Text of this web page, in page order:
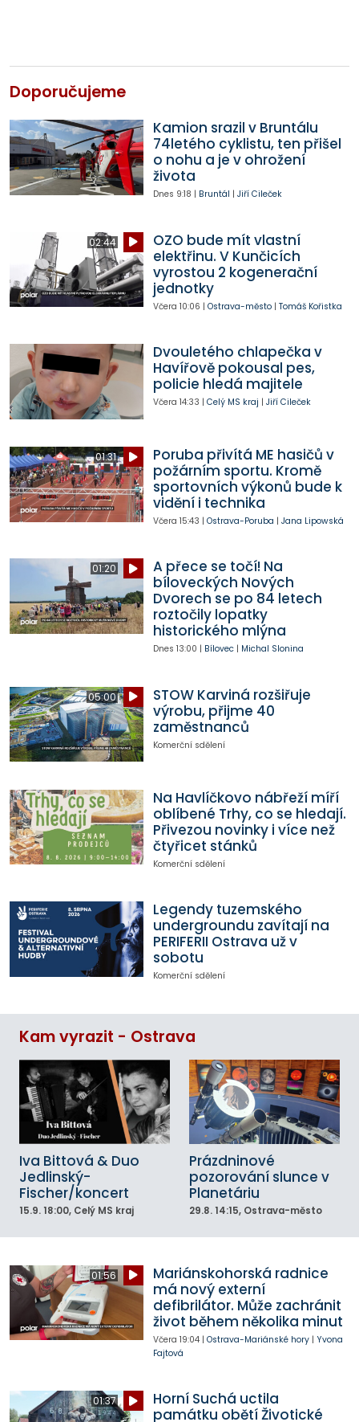
Doporučujeme
Kamion srazil v Bruntálu
74letého cyklistu, ten přišel
o nohu a je v ohrožení
života
Dnes 9:18 | Bruntál | Jiří Cileček
02:44
OZO bude mít vlastní
elektřinu. V Kunčicích
vyrostou 2 kogenerační
jednotky
Včera 10:06 | Ostrava-město| Tomáš Kořistka
Dvouletého chlapečka v
Havířově pokousal pes,
policie hledá majitele
Včera 14:33 | Celý MS kraj | Jiří Cileček
01:31
Poruba přivítá ME hasičů v
požárním sportu. Kromě
sportovních výkonů bude k
vidění i technika
Včera 15:43 | Ostrava-Poruba | Jana Lipowská
01:20
A přece se točí! Na
bíloveckých Nových
Dvorech se po 84 letech
roztočily lopatky
historického mlýna
Dnes 13:00 | Bílovec| Michal Slonina
05:00
STOW Karviná rozšiřuje
výrobu, přijme 40
zaměstnanců
Komerční sdělení
Na Havlíčkovo nábřeží míří
oblíbené Trhy, co se hledají.
Přivezou novinky i více než
čtyřicet stánků
Komerční sdělení
Legendy tuzemského
undergroundu zavítají na
PERIFERII Ostrava už v
sobotu
Komerční sdělení
Kam vyrazit - Ostrava
Iva Bittová & Duo
Jedlinský-
Fischer/koncert
15.9. 18:00, Celý MS kraj
Prázdninové
pozorování slunce v
Planetáriu
29.8. 14:15, Ostrava-město
01:56
Mariánskohorská radnice
má nový externí
defibrilátor. Může zachránit
život během několika minut
Včera 19:04| Ostrava-Mariánské hory| Yvona
Fajtová
01:37
Horní Suchá uctila
památku obětí Životické